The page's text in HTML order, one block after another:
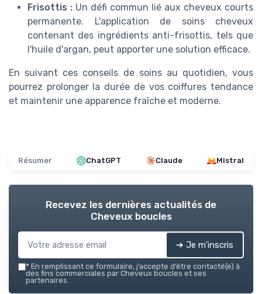
Frisottis : Un défi commun lié aux cheveux courts
permanente. L'application de soins cheveux
contenant des ingrédients anti-frisottis, tels que
l'huile d'argan, peut apporter une solution efficace.
En suivant ces conseils de soins au quotidien, vous
pourrez prolonger la durée de vos coiffures tendance
et maintenir une apparence fraîche et moderne.
Résumer ChatGPT Claude Mistral
Recevez les dernières actualités de
Cheveux boucles
➔ Je m'inscris
* En remplissant ce formulaire, j’accepte d’être contacté(e) à
des fins commerciales par Cheveux boucles et ses
partenaires.